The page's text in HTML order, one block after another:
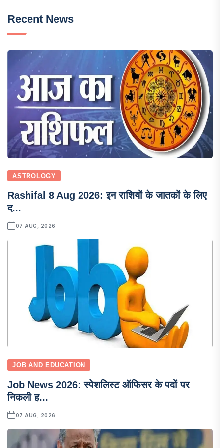
Recent News
ASTROLOGY
Rashifal 8 Aug 2026: इन राशियों के जातकों के लिए
द...
07 AUG, 2026
JOB AND EDUCATION
Job News 2026: स्पेशलिस्ट ऑफिसर के पदों पर
निकली ह...
07 AUG, 2026